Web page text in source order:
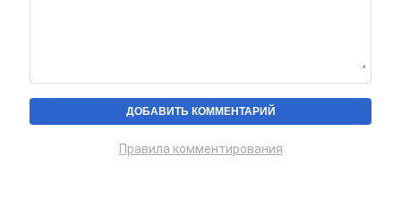
Правила комментирования